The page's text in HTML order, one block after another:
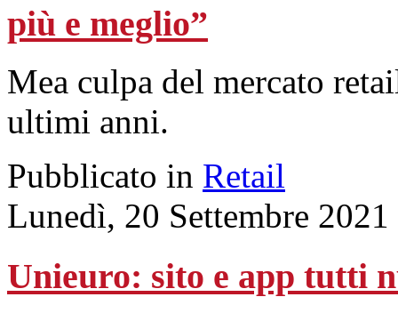
più e meglio”
Mea culpa del mercato
ultimi anni.
Pubblicato in Retail
Lunedì, 20 Settembre
Unieuro: sito e app tutti